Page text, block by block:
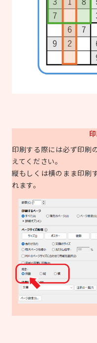
印刷する際には必ず印刷
えてください。
縦もしくは横のまま印刷
れます。